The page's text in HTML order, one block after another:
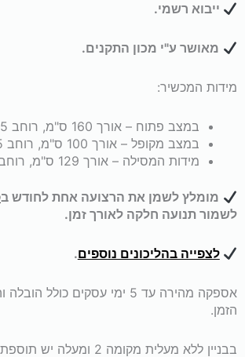
ייבוא רשמי.
מאושר ע"י מכון התקנים.
מידות המכשיר:
במצב פתוח – אורך 160 ס"מ, רוחב 75 ס"מ
במצב מקופל – אורך 100 ס"מ, רוחב 75 ס"מ
מידות המסילה – אורך 129 ס"מ, רוחב 44 ס"מ.
מומלץ לשמן את הרצועה אחת לחודש ב
לשמור תנועה חלקה לאורך זמן.
לצפייה בהליכונים נוספים.
אספקה מהירה עד 5 ימי עסקים כולל
הזמן.